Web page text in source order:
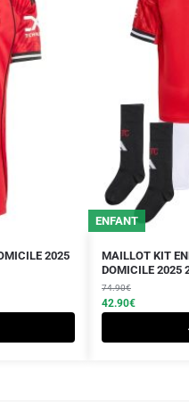
2025
ENFANT
MAILLOT KIT
DOMICILE 2025
74.90€
Le
prix
initial
était :
42.90€
Le
prix
actuel
est :
Ce
produit
a
plusieurs
variations.